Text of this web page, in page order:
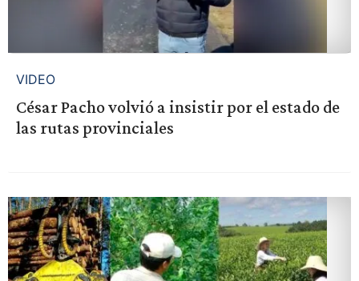
VIDEO
César Pacho volvió a insistir por el estado de
las rutas provinciales